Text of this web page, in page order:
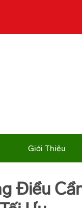
Giới Thiệu
Điều